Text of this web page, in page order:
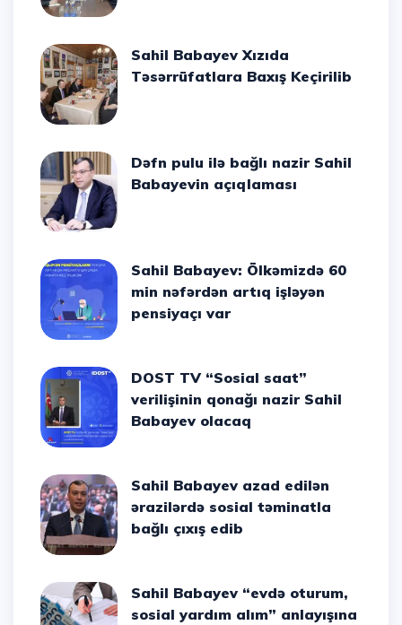
Sahil Babayev Xızıda
Təsərrüfatlara Baxış Keçirilib
Dəfn pulu ilə bağlı nazir Sahil
Babayevin açıqlaması
Sahil Babayev: Ölkəmizdə 60
min nəfərdən artıq işləyən
pensiyaçı var
DOST TV “Sosial saat”
verilişinin qonağı nazir Sahil
Babayev olacaq
Sahil Babayev azad edilən
ərazilərdə sosial təminatla
bağlı çıxış edib
Sahil Babayev “evdə oturum,
sosial yardım alım” anlayışına